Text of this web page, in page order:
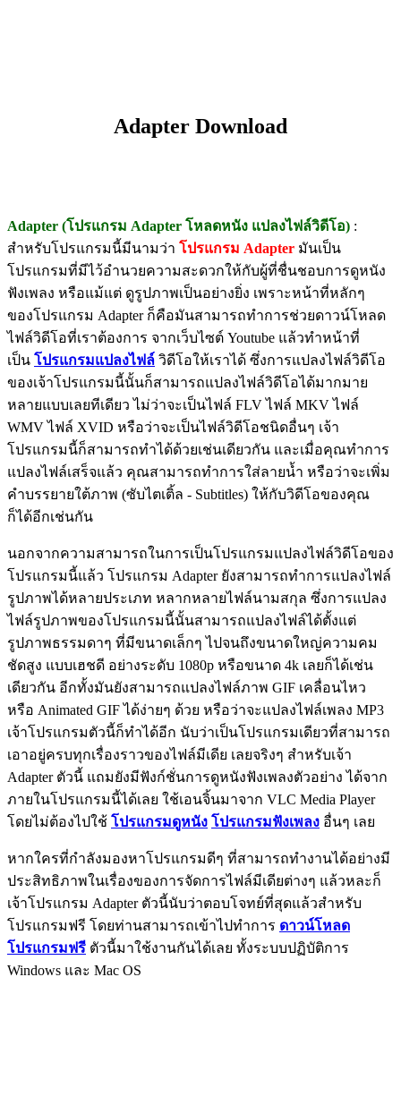
Adapter Download
Adapter (โปรแกรม Adapter โหลดหนัง แปลงไฟล์วิดีโอ) :
สำหรับโปรแกรมนี้มีนามว่า โปรแกรม Adapter มันเป็น
โปรแกรมที่มีไว้อำนวยความสะดวกให้กับผู้ที่ชื่นชอบการดูหนัง
ฟังเพลง หรือแม้แต่ ดูรูปภาพเป็นอย่างยิ่ง เพราะหน้าที่หลักๆ
ของโปรแกรม Adapter ก็คือมันสามารถทำการช่วยดาวน์โหลด
ไฟล์วิดีโอที่เราต้องการ จากเว็บไซต์ Youtube แล้วทำหน้าที่
เป็น โปรแกรมแปลงไฟล์ วิดีโอให้เราได้ ซึ่งการแปลงไฟล์วิดีโอ
ของเจ้าโปรแกรมนี้นั้นก็สามารถแปลงไฟล์วิดีโอได้มากมาย
หลายแบบเลยทีเดียว ไม่ว่าจะเป็นไฟล์ FLV ไฟล์ MKV ไฟล์
WMV ไฟล์ XVID หรือว่าจะเป็นไฟล์วิดีโอชนิดอื่นๆ เจ้า
โปรแกรมนี้ก็สามารถทำได้ด้วยเช่นเดียวกัน และเมื่อคุณทำการ
แปลงไฟล์เสร็จแล้ว คุณสามารถทำการใส่ลายน้ำ หรือว่าจะเพิ่ม
คำบรรยายใต้ภาพ (ซับไตเติ้ล - Subtitles) ให้กับวิดีโอของคุณ
ก็ได้อีกเช่นกัน
นอกจากความสามารถในการเป็นโปรแกรมแปลงไฟล์วิดีโอของ
โปรแกรมนี้แล้ว โปรแกรม Adapter ยังสามารถทำการแปลงไฟล์
รูปภาพได้หลายประเภท หลากหลายไฟล์นามสกุล ซึ่งการแปลง
ไฟล์รูปภาพของโปรแกรมนี้นั้นสามารถแปลงไฟล์ได้ตั้งแต่
รูปภาพธรรมดาๆ ที่มีขนาดเล็กๆ ไปจนถึงขนาดใหญ่ความคม
ชัดสูง แบบเฮชดี อย่างระดับ 1080p หรือขนาด 4k เลยก็ได้เช่น
เดียวกัน อีกทั้งมันยังสามารถแปลงไฟล์ภาพ GIF เคลื่อนไหว
หรือ Animated GIF ได้ง่ายๆ ด้วย หรือว่าจะแปลงไฟล์เพลง MP3
เจ้าโปรแกรมตัวนี้ก็ทำได้อีก นับว่าเป็นโปรแกรมเดียวที่สามารถ
เอาอยู่ครบทุกเรื่องราวของไฟล์มีเดีย เลยจริงๆ สำหรับเจ้า
Adapter ตัวนี้ แถมยังมีฟังก์ชั่นการดูหนังฟังเพลงตัวอย่าง ได้จาก
ภายในโปรแกรมนี้ได้เลย ใช้เอนจิ้นมาจาก VLC Media Player
โดยไม่ต้องไปใช้ โปรแกรมดูหนัง โปรแกรมฟังเพลง อื่นๆ เลย
หากใครที่กำลังมองหาโปรแกรมดีๆ ที่สามารถทำงานได้อย่างมี
ประสิทธิภาพในเรื่องของการจัดการไฟล์มีเดียต่างๆ แล้วหละก็
เจ้าโปรแกรม Adapter ตัวนี้นับว่าตอบโจทย์ที่สุดแล้วสำหรับ
โปรแกรมฟรี โดยท่านสามารถเข้าไปทำการ ดาวน์โหลด
โปรแกรมฟรี ตัวนี้มาใช้งานกันได้เลย ทั้งระบบปฏิบัติการ
Windows และ Mac OS